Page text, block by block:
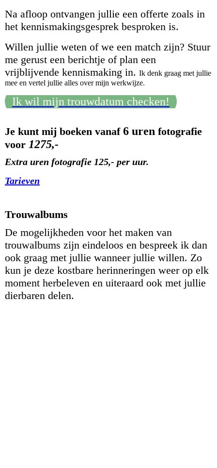
Na afloop ontvangen jullie een offerte zoals in
het kennismakingsgesprek besproken is.
Willen jullie weten of we een match zijn? Stuur
me gerust een berichtje of plan een
vrijblijvende kennismaking in. Ik denk graag met jullie
mee en vertel jullie alles over mijn werkwijze.
Ik wil mijn trouwdatum checken!
Je kunt mij boeken vanaf 6 uren fotografie
voor 1275,-
Extra uren fotografie 125,- per uur.
Tarieven
Trouwalbums
De mogelijkheden voor het maken van
trouwalbums zijn eindeloos en bespreek ik dan
ook graag met jullie wanneer jullie willen. Zo
kun je deze kostbare herinneringen weer op elk
moment herbeleven en uiteraard ook met jullie
dierbaren delen.